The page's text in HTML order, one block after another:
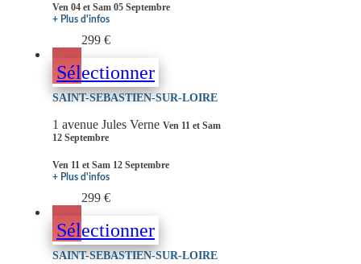
Ven 04 et Sam 05 Septembre
+ Plus d'infos
299 €
Sélectionner
SAINT-SEBASTIEN-SUR-LOIRE
1 avenue Jules Verne Ven 11 et Sam
12 Septembre
Ven 11 et Sam 12 Septembre
+ Plus d'infos
299 €
Sélectionner
SAINT-SEBASTIEN-SUR-LOIRE